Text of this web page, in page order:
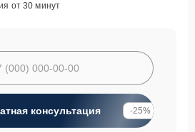
от 30 минут
консультация -25%